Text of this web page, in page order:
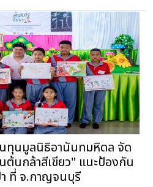
ทุนมูลนิธิอานันทมหิดล จัด
ต้นกล้าสีเขียว" แนะป้องกัน
ที่ จ.กาญจนบุรี